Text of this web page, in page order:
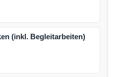
(inkl. Begleitarbeiten)